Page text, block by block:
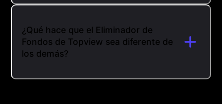
¿Qué hace que el Eliminador de
Fondos de Topview sea diferente de
los demás?